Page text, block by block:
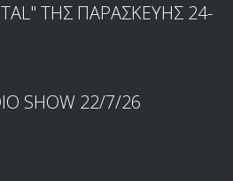
ΤΗΣ ΠΑΡΑΣΚΕΥΗΣ 24-
SHOW 22/7/26